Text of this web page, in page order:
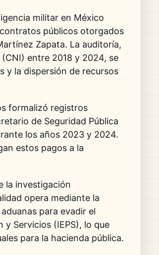
militar en México
públicos otorgados
Zapata. La auditoría,
entre 2018 y 2024, se
y la dispersión de recursos
formalizó registros
de Seguridad Pública
los años 2023 y 2024.
estos pagos a la
la investigación
opera mediante la
para evadir el
y Servicios (IEPS), lo que
para la hacienda pública.